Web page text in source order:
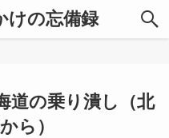
けの忘備録
道の乗り潰し（北
ら）